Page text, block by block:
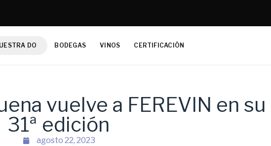
DO BODEGAS VINOS CERTIFICACIÓN
vuelve a FEREVIN en su
31ª edición
agosto 22, 2023